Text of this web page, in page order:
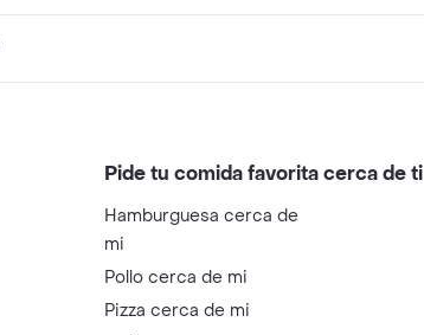
Pide tu comida favorita cerca de ti
Hamburguesa cerca de
mi
Pollo cerca de mi
Pizza cerca de mi